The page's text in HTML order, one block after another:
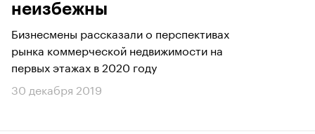
неизбежны
Бизнесмены рассказали о перспективах
рынка коммерческой недвижимости на
первых этажах в 2020 году
30 декабря 2019